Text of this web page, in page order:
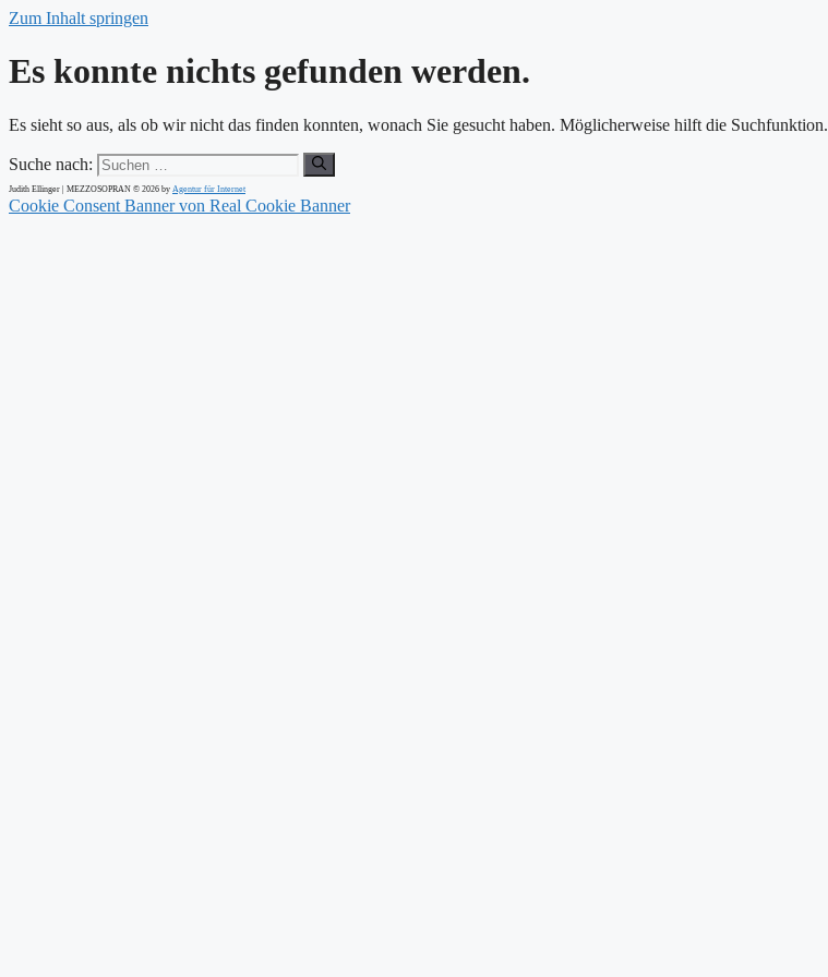
Zum Inhalt springen
Es konnte nichts gefunden werden.
Es sieht so aus, als ob wir nicht das finden konnten, wonach Sie gesucht haben. Möglicherweise hilft die Suchfunktion.
Suche nach:
Judith Ellinger | MEZZOSOPRAN © 2026 by Agentur für Internet
Cookie Consent Banner von Real Cookie Banner